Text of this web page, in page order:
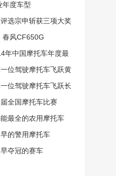
年度车型
选宗申斩获三项大奖
春风CF650G
年中国摩托车年度最
位驾驶摩托车飞跃黄
位驾驶摩托车飞跃长
全国摩托车比赛
最全的农用摩托车
的警用摩托车
夺冠的赛车